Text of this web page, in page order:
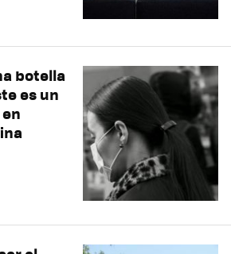
botella
es un